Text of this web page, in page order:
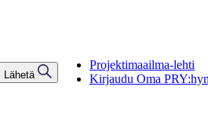
Lähetä
Projektimaailma-lehti
Kirjaudu Oma PRY:hyn